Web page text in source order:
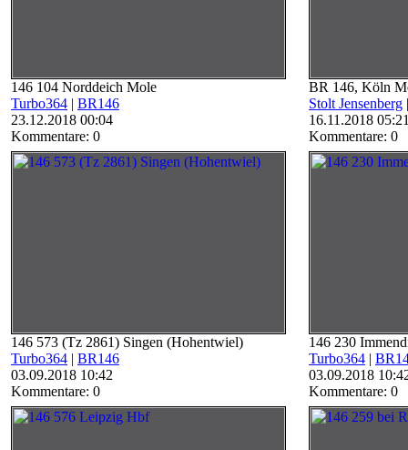
146 104 Norddeich Mole
Turbo364 | BR146
23.12.2018 00:04
Kommentare: 0
BR 146, Köln
Stolt Jensenberg
16.11.2018
Kommentare: 0
146 573 (Tz 2861) Singen (Hohentwiel)
Turbo364 | BR146
03.09.2018 10:42
Kommentare: 0
146 230
Turbo364 |
03.09.2018
Kommentare: 0